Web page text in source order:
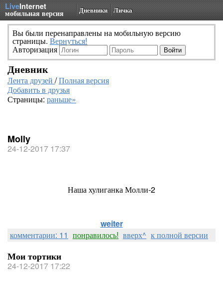
LiveInternet
мобильная версия Дневники Личка
Вы были перенаправлены на мобильную версию
страницы. Вернуться!
Авторизация
Дневник
Лента друзей /Полная версия
Добавить в друзья
Страницы: раньше»
Molly
24-12-2017 17:37
Наша хулиганка Молли-2
weiter
комментарии: 11 понравилось! вверх^ к полной версии
Мои тортики
24-12-2017 17:22